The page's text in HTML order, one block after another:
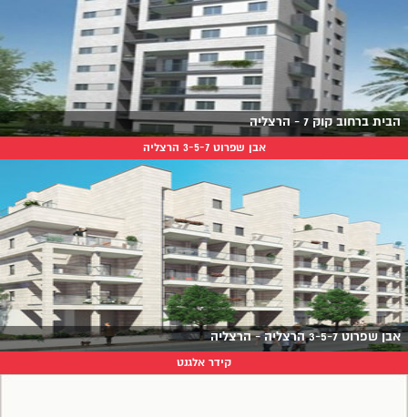
הבית ברחוב קוק 7 - הרצליה
אבן שפרוט 3-5-7 הרצליה
אבן שפרוט 3-5-7 הרצליה - הרצליה
קידר אלגנט